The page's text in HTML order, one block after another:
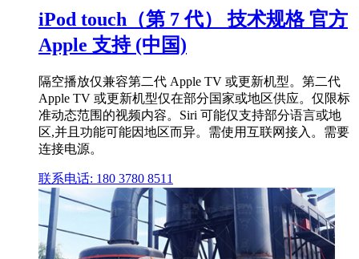
iPod touch（第 7 代） 技术规格 官方
Apple 支持 (中国)
隔空播放仅兼容第二代 Apple TV 或更新机型。第二代
Apple TV 或更新机型仅在部分国家或地区供应。仅限标
准动态范围的视频内容。Siri 可能仅支持部分语言或地
区,并且功能可能因地区而异。需使用互联网接入。需要
连接电源。
联系电话: 180 3780 8511